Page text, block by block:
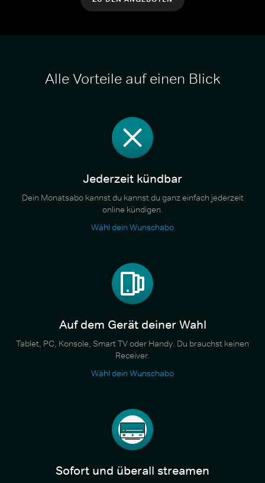
Alle Vorteile auf einen Blick
Jederzeit kündbar
Dein Monatsabo kannst du kannst du ganz einfach jederzeit
online kündigen.
Wähl dein Wunschabo
Auf dem Gerät deiner Wahl
Tablet, PC, Konsole, Smart TV oder Handy. Du brauchst keinen
Receiver.
Wähl dein Wunschabo
Sofort und überall streamen